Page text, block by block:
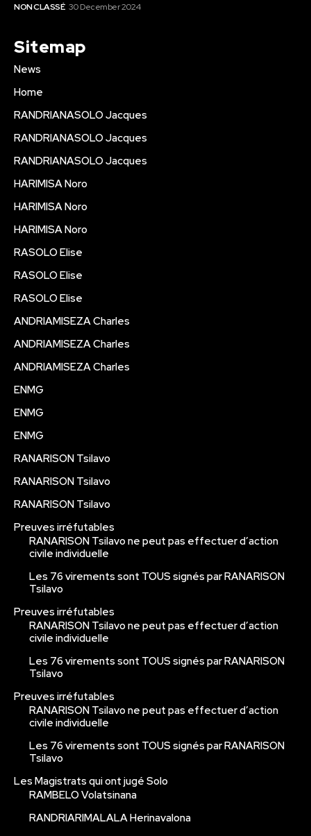
NON CLASSÉ 30 December 2024
Sitemap
News
Home
RANDRIANASOLO Jacques
RANDRIANASOLO Jacques
RANDRIANASOLO Jacques
HARIMISA Noro
HARIMISA Noro
HARIMISA Noro
RASOLO Elise
RASOLO Elise
RASOLO Elise
ANDRIAMISEZA Charles
ANDRIAMISEZA Charles
ANDRIAMISEZA Charles
ENMG
ENMG
ENMG
RANARISON Tsilavo
RANARISON Tsilavo
RANARISON Tsilavo
Preuves irréfutables
RANARISON Tsilavo ne peut pas effectuer d’action
civile individuelle
Les 76 virements sont TOUS signés par RANARISON
Tsilavo
Preuves irréfutables
RANARISON Tsilavo ne peut pas effectuer d’action
civile individuelle
Les 76 virements sont TOUS signés par RANARISON
Tsilavo
Preuves irréfutables
RANARISON Tsilavo ne peut pas effectuer d’action
civile individuelle
Les 76 virements sont TOUS signés par RANARISON
Tsilavo
Les Magistrats qui ont jugé Solo
RAMBELO Volatsinana
RANDRIARIMALALA Herinavalona